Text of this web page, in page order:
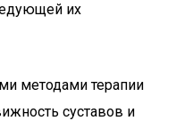
их
методами терапии
суставов и